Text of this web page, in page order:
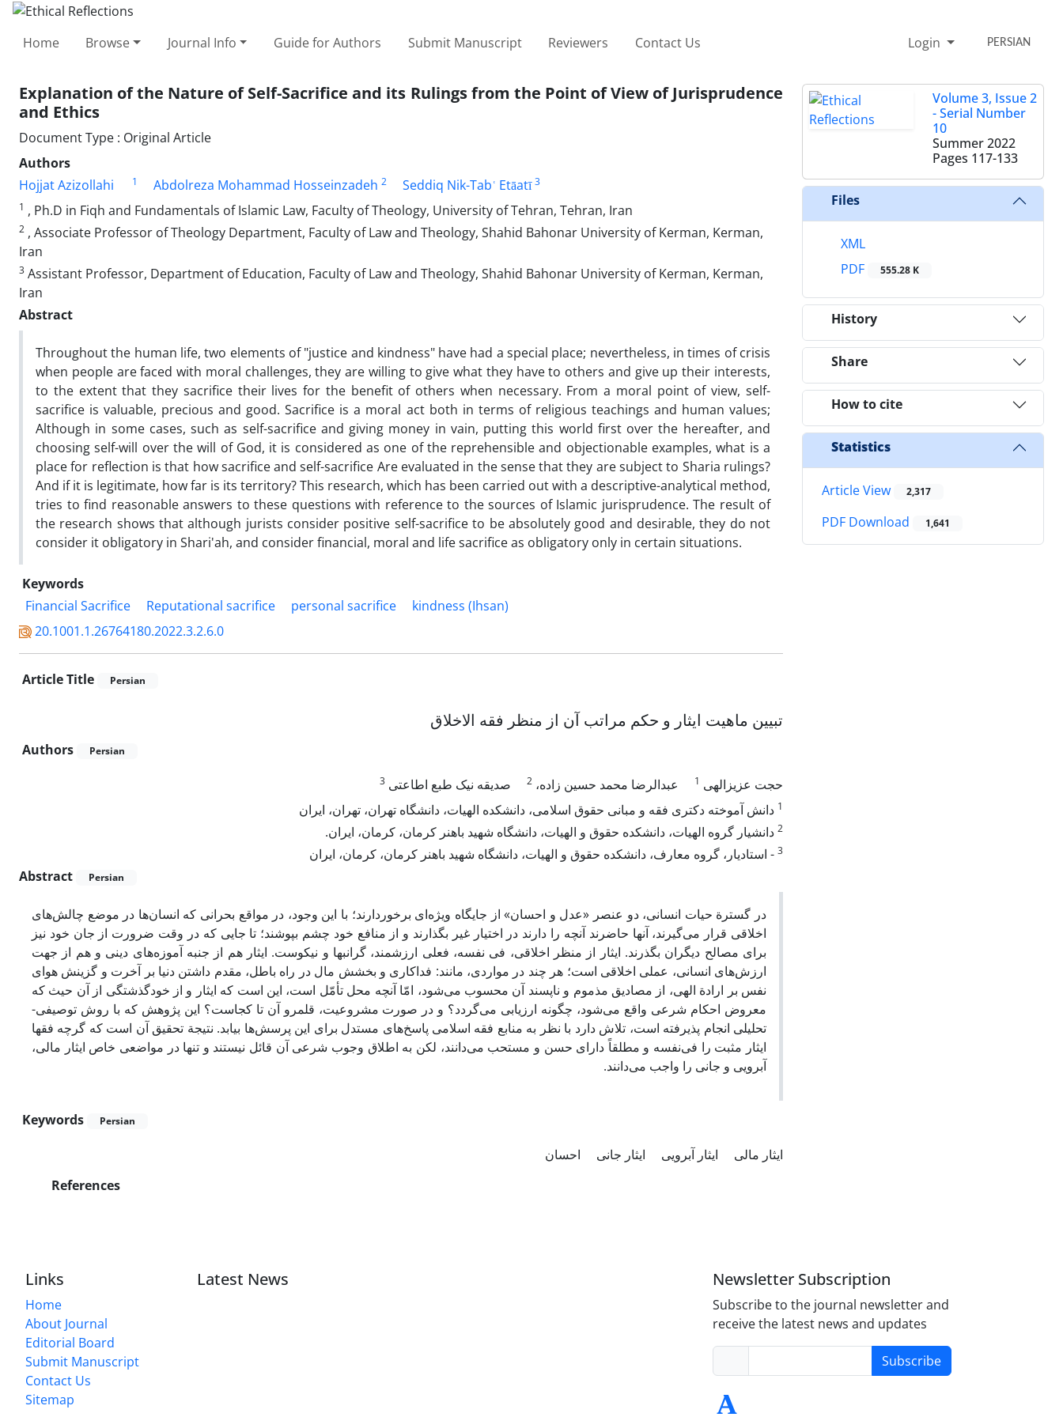
Home Browse Journal Info Guide for Authors Submit Manuscript Reviewers Contact Us Login PERSIAN
Explanation of the Nature of Self-Sacrifice and its Rulings from the Point of View of Jurisprudence
and Ethics
Document Type : Original Article
Authors
Hojjat Azizollahi
1 Abdolreza Mohammad Hosseinzadeh 2 Seddiq Nik-Tabʿ Etāatī 3
1 , Ph.D in Fiqh and Fundamentals of Islamic Law, Faculty of Theology, University of Tehran, Tehran, Iran
2 , Associate Professor of Theology Department, Faculty of Law and Theology, Shahid Bahonar University of Kerman, Kerman,
Iran
3 Assistant Professor, Department of Education, Faculty of Law and Theology, Shahid Bahonar University of Kerman, Kerman,
Iran
Abstract
Throughout the human life, two elements of "justice and kindness" have had a special place; nevertheless, in times of crisis
when people are faced with moral challenges, they are willing to give what they have to others and give up their interests,
to the extent that they sacrifice their lives for the benefit of others when necessary. From a moral point of view, self-
sacrifice is valuable, precious and good. Sacrifice is a moral act both in terms of religious teachings and human values;
Although in some cases, such as self-sacrifice and giving money in vain, putting this world first over the hereafter, and
choosing self-will over the will of God, it is considered as one of the reprehensible and objectionable examples, what is a
place for reflection is that how sacrifice and self-sacrifice Are evaluated in the sense that they are subject to Sharia rulings?
And if it is legitimate, how far is its territory? This research, which has been carried out with a descriptive-analytical method,
tries to find reasonable answers to these questions with reference to the sources of Islamic jurisprudence. The result of
the research shows that although jurists consider positive self-sacrifice to be absolutely good and desirable, they do not
consider it obligatory in Shari'ah, and consider financial, moral and life sacrifice as obligatory only in certain situations.
Keywords
Financial Sacrifice
Reputational sacrifice personal sacrifice
kindness (Ihsan)
20.1001.1.26764180.2022.3.2.6.0
Article Title Persian
تبیین ماهیت ایثار و حکم مراتب آن از منظر فقه الاخلاق
Authors Persian
حجت عزیزالهی 1 عبدالرضا محمد حسین زاده، 2 صدیقه نیک طبع اطاعتی 3
1 دانش آموخته دکتری فقه و مبانی حقوق اسلامی، دانشکده الهیات، دانشگاه تهران، تهران، ایران
2 دانشیار گروه الهیات، دانشکده حقوق و الهیات، دانشگاه شهید باهنر کرمان، کرمان، ایران.
3 - استادیار، گروه معارف، دانشکده حقوق و الهیات، دانشگاه شهید باهنر کرمان، کرمان، ایران
Abstract
Persian
در گسترة حیات انسانی، دو عنصر «عدل و احسان» از جایگاه ویژه‌ای برخوردارند؛ با این وجود، در مواقع بحرانی که انسان‌ها در موضع چالش‌های
اخلاقی قرار می‌گیرند، آنها حاضرند آنچه را دارند در اختیار غیر بگذارند و از منافع خود چشم بپوشند؛ تا جایی که در وقت ضرورت از جان خود نیز
برای مصالح دیگران بگذرند. ایثار از منظر اخلاقی، فی نفسه، فعلی ارزشمند، گرانبها و نیکوست. ایثار هم از جنبه آموزه‌های دینی و هم از جهت
ارزش‌های انسانی، عملی اخلاقی است؛ هر چند در مواردی، مانند: فداکارى و بخشش مال در راه باطل، مقدم داشتن دنیا بر آخرت و گزینش هواى
نفس بر ارادة الهی، از مصادیق مذموم و ناپسند آن محسوب می‌شود، امّا آنچه محل تأمّل است، این است که ایثار و از خودگذشتگی از آن حیث که
معروض احکام شرعی واقع می‌شود، چگونه ارزیابی می‌گردد؟ و در صورت مشروعیت، قلمرو آن تا کجاست؟ این پژوهش که با روش توصیفی-
تحلیلی انجام پذیرفته است، تلاش دارد با نظر به منابع فقه اسلامی پاسخ‌های مستدل برای این پرسش‌ها بیابد. نتیجة تحقیق آن است که گرچه فقها
ایثار مثبت را فی‌نفسه و مطلقاً دارای حسن و مستحب می‌دانند، لکن به اطلاق وجوب شرعی آن قائل نیستند و تنها در مواضعی خاص ایثار مالی،
آبرویی و جانی را واجب می‌دانند.
Keywords Persian
ایثار مالی ایثار آبرویی ایثار جانی
احسان
References
Volume 3, Issue 2
- Serial Number
10
Summer 2022
Pages 117-133
Files
XML
PDF
555.28 K
History
Share
How to cite
Statistics
Article View 2,317
PDF Download 1,641
Links
Home
About Journal
Editorial Board
Submit Manuscript
Contact Us
Sitemap
Latest News Newsletter Subscription
Subscribe to the journal newsletter and
receive the latest news and updates
Subscribe